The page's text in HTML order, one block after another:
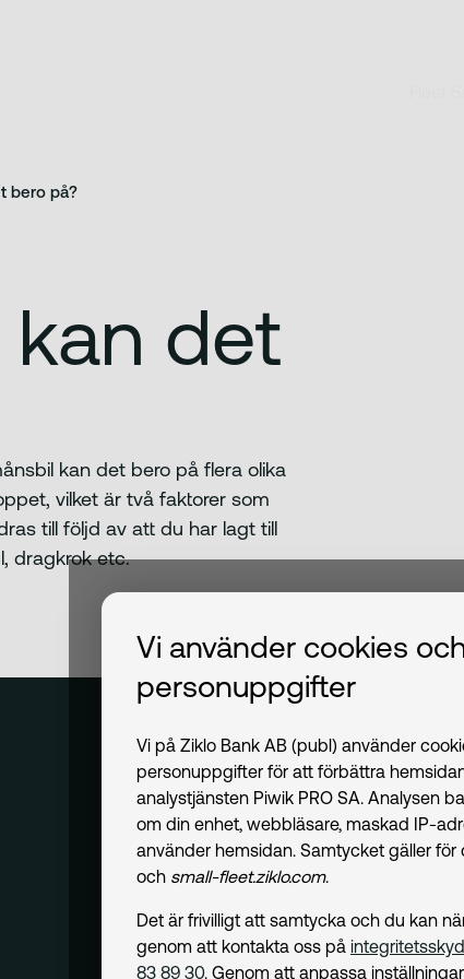
bero på?
kan det
kan det bero på flera olika
vilket är två faktorer som
till följd av att du har lagt till
dragkrok etc.
Vi använder cookies
personuppgifter
Vi på Ziklo Bank AB (publ) använder
personuppgifter för att förbättra
analystjänsten Piwik PRO SA. Analysen
om din enhet, webbläsare, maskad IP-
använder hemsidan. Samtycket gäller för
och small-fleet.ziklo.com.
Det är frivilligt att samtycka och du kan
genom att kontakta oss på
83 89 30. Genom att anpassa